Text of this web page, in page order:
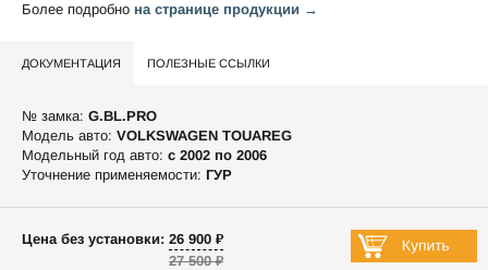
Более подробно на странице продукции →
ДОКУМЕНТАЦИЯ ПОЛЕЗНЫЕ ССЫЛКИ
№ замка: G.BL.PRO
Модель авто: VOLKSWAGEN TOUAREG
Модельный год авто: c 2002 по 2006
Уточнение применяемости: ГУР
Цена без установки: 26 900 ₽
27 500 ₽